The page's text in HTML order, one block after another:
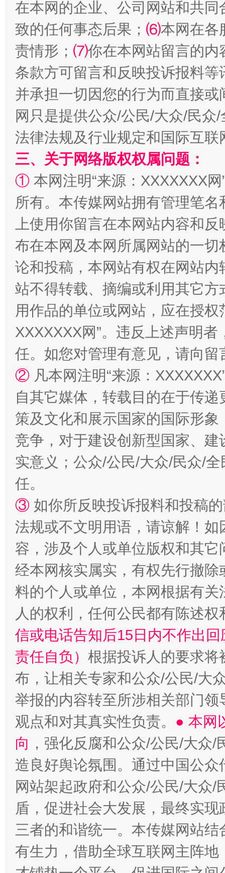
解纷+调解+退费，一次搞定
站台名比不上好声名
漫山遍野的桃花与雪山、麦地、白藏房 除
在本网的企业、公司网站和共
致的任何事态后果； ⑹本网在各
责情形； ⑺你在本网站留言的内
条款方可留言和反映投诉报料
并承担一切因您的行为而直接
网只是提供公众/公民/大众/民
法律法规及行业规定和国际互
三、关于网络版权权属问题：
① 本网注明“来源：XXXXXXX
所有。本传媒网站拥有管理笔
上使用你留言在本网站内容和
布在本网及本网所属网站的一
论和投稿，本网站有权在网站
站不得转载、摘编或利用其它
用作品的单位或网站，应在授
XXXXXXX网”。违反上述声明
任。如您对管理有意见，请向
② 凡本网注明“来源：
自其它媒体，转载目的在于传
策及文化和展示国家的国际形
竞争，对于建设创新型国家、
实意义；公众/公民/大众/民众/
任。
③ 如你所反映投诉报料和投稿
法规或不文明用语，请谅解！
容，涉及个人或单位版权和其它
经本网核实属实，有权先行撤
料的个人或单位，本网根据有
人的权利，任何公民都有陈述
信或电话告知后15日内不作出
责任自负） 根据投诉人的要求将
布，让相关专家和公众/公民/大
举报的内容转至所涉相关部门
观点和对其真实性负责。 ● 本网
向 ，强化反腐和公众/公民/大众
造良好舆论氛围。通过中国公
网站架起政府和公众/公民/大众
盾，促进社会大发展，最终实
三者的和谐统一。本传媒网站
有生力，借助全球互联网主阵